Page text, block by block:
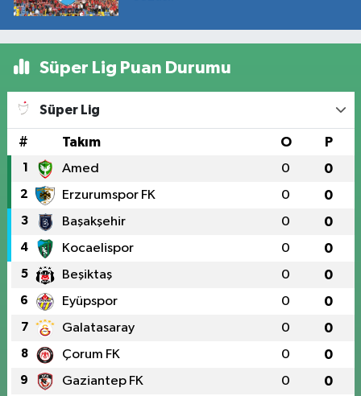
Süper Lig Puan Durumu
Süper Lig
# Takım O P
1 Amed 0 0
2 Erzurumspor FK 0 0
3 Başakşehir 0 0
4 Kocaelispor 0 0
5 Beşiktaş 0 0
6 Eyüpspor 0 0
7 Galatasaray 0 0
8 Çorum FK 0 0
9 Gaziantep FK 0 0